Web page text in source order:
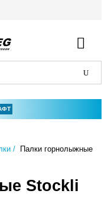
Палки горнолыжные
Stockli